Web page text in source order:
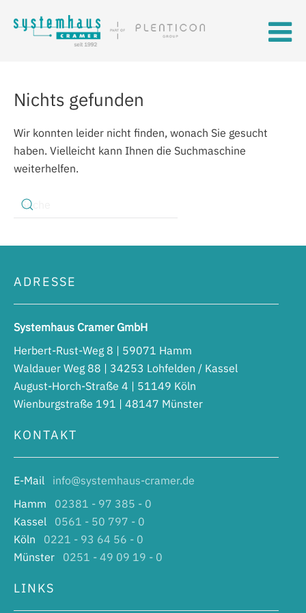
Skip to main content
Nichts gefunden
Wir konnten leider nicht finden, wonach Sie gesucht
haben. Vielleicht kann Ihnen die Suchmaschine
weiterhelfen.
ADRESSE
Systemhaus Cramer GmbH
Herbert-Rust-Weg 8 | 59071 Hamm
Waldauer Weg 88 | 34253 Lohfelden / Kassel
August-Horch-Straße 4 | 51149 Köln
Wienburgstraße 191 | 48147 Münster
KONTAKT
E-Mail info@systemhaus-cramer.de
Hamm 02381 - 97 385 - 0
Kassel 0561 - 50 797 - 0
Köln 0221 - 93 64 56 - 0
Münster 0251 - 49 09 19 - 0
LINKS